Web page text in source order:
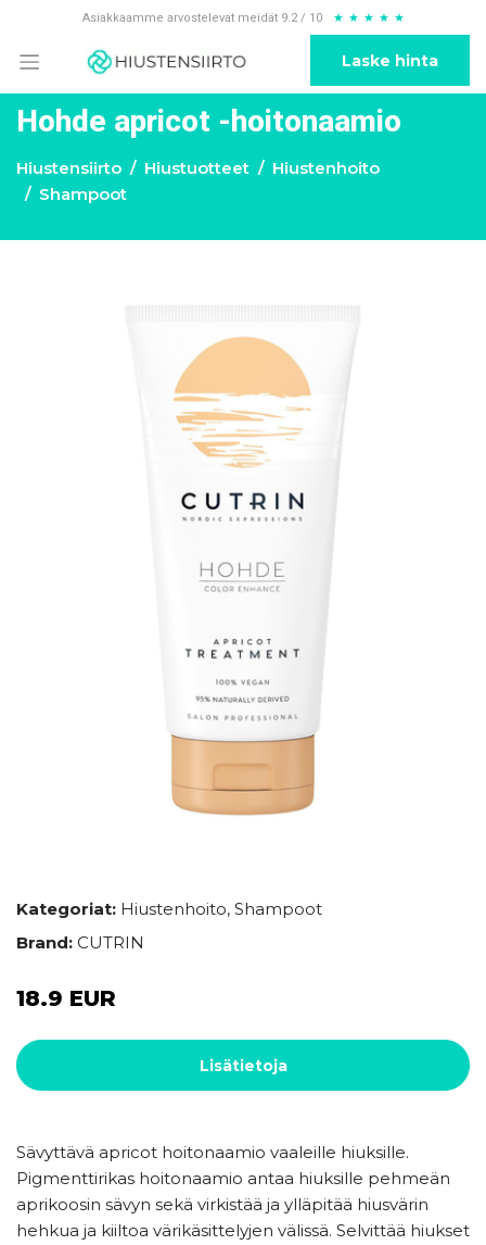
Asiakkaamme arvostelevat meidät 9.2 / 10 ★ ★ ★ ★ ★
Laske hinta
Hohde apricot -hoitonaamio
Hiustensiirto Hiustuotteet
Hiustenhoito
Shampoot
Kategoriat: Hiustenhoito, Shampoot
Brand: CUTRIN
18.9 EUR
Lisätietoja
Sävyttävä apricot hoitonaamio vaaleille hiuksille.
Pigmenttirikas hoitonaamio antaa hiuksille pehmeän
aprikoosin sävyn sekä virkistää ja ylläpitää hiusvärin
hehkua ja kiiltoa värikäsittelyjen välissä. Selvittää hiukset